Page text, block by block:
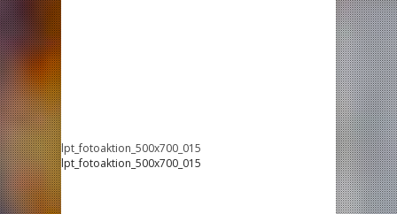
lpt_fotoaktion_500x700_015
lpt_fotoaktion_500x700_015